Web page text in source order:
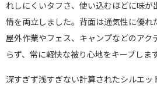
れしにくいタフさ、使い込むほどに味が
情を両立しました。背面は通気性に優れ
屋外作業やフェス、キャンプなどのアク
らず、常に軽快な被り心地をキープします
深すぎず浅すぎない計算されたシルエッ